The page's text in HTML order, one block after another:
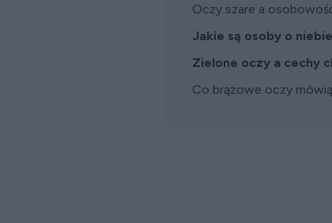
Oczy szare a
Jakie są osoby o
Zielone oczy a cechy
Co brązowe oczy